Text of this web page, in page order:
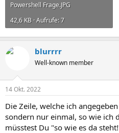
Powershell Frage.JPG
42,6 KB · Aufrufe: 7
blurrrr
Well-known member
14 Okt. 2022
Die Zeile, welche ich
sondern nur einmal, so wie ich
müsstest Du "so wie es da